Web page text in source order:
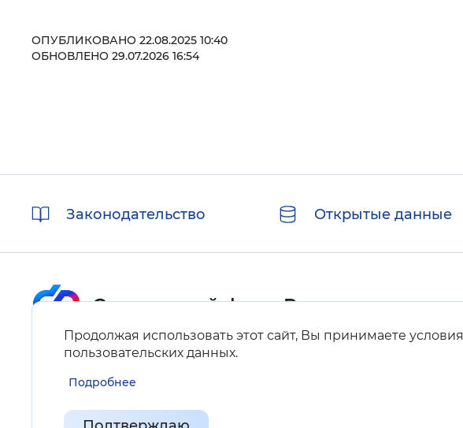
ОПУБЛИКОВАНО 22.08.2025 10:40
ОБНОВЛЕНО 29.07.2026 16:54
Продолжая использовать этот сайт, Вы принимаете условия
пользовательских данных.
Подробнее
ссылкиЗаконодательство Открытые данные
Карта сайта
Нашли ошибку на сайте?